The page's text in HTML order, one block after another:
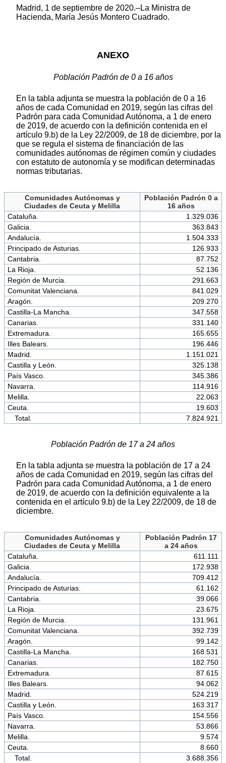
Madrid, 1 de septiembre de 2020.–La Ministra de
Hacienda, María Jesús Montero Cuadrado.
ANEXO
Población Padrón de 0 a 16 años
En la tabla adjunta se muestra la población de 0 a 16
años de cada Comunidad en 2019, según las cifras del
Padrón para cada Comunidad Autónoma, a 1 de enero
de 2019, de acuerdo con la definición contenida en el
artículo 9.b) de la Ley 22/2009, de 18 de diciembre, por la
que se regula el sistema de financiación de las
comunidades autónomas de régimen común y ciudades
con estatuto de autonomía y se modifican determinadas
normas tributarias.
Comunidades Autónomas y
Ciudades de Ceuta y Melilla
Población Padrón 0 a
16 años
Cataluña.
1.329.036
Galicia.
363.843
Andalucía.
1.504.333
Principado de Asturias.
126.933
Cantabria.
87.752
La Rioja.
52.136
Región de Murcia.
291.663
Comunitat Valenciana.
841.029
Aragón.
209.270
Castilla-La Mancha.
347.558
Canarias.
331.140
Extremadura.
165.655
Illes Balears.
196.446
Madrid.
1.151.021
Castilla y León.
325.138
País Vasco.
345.386
Navarra.
114.916
Melilla.
22.063
Ceuta.
19.603
Total.
7.824.921
Población Padrón de 17 a 24 años
En la tabla adjunta se muestra la población de 17 a 24
años de cada Comunidad en 2019, según las cifras del
Padrón para cada Comunidad Autónoma, a 1 de enero
de 2019, de acuerdo con la definición equivalente a la
contenida en el artículo 9.b) de la Ley 22/2009, de 18 de
diciembre.
Comunidades Autónomas y
Ciudades de Ceuta y Melilla
Población Padrón 17
a 24 años
Cataluña.
611.111
Galicia.
172.938
Andalucía.
709.412
Principado de Asturias.
61.162
Cantabria.
39.066
La Rioja.
23.675
Región de Murcia.
131.961
Comunitat Valenciana.
392.739
Aragón.
99.142
Castilla-La Mancha.
168.531
Canarias.
182.750
Extremadura.
87.615
Illes Balears.
94.062
Madrid.
524.219
Castilla y León.
163.317
País Vasco.
154.556
Navarra.
53.866
Melilla.
9.574
Ceuta.
8.660
Total.
3.688.356